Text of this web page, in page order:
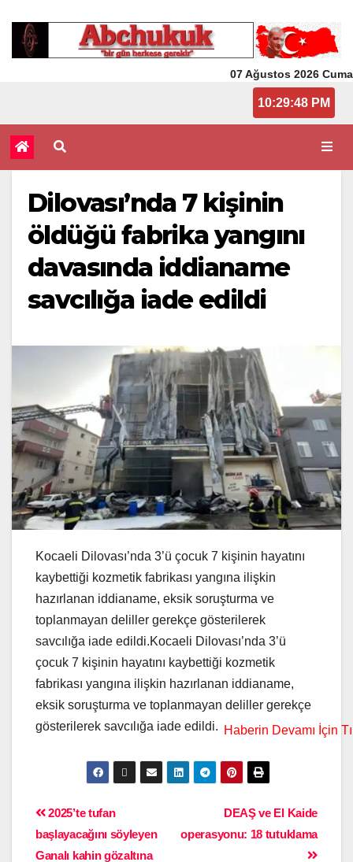
07 Ağustos 2026 Cuma
10:29:49 PM
Dilovası’nda 7 kişinin
öldüğü fabrika yangını
davasında iddianame
savcılığa iade edildi
Kocaeli Dilovası’nda 3’ü çocuk 7 kişinin hayatını
kaybettiği kozmetik fabrikası yangına ilişkin
hazırlanan iddianame, eksik soruşturma ve
toplanmayan deliller gerekçe gösterilerek
savcılığa iade edildi.Kocaeli Dilovası’nda 3’ü
çocuk 7 kişinin hayatını kaybettiği kozmetik
fabrikası yangına ilişkin hazırlanan iddianame,
eksik soruşturma ve toplanmayan deliller gerekçe
gösterilerek savcılığa iade edildi.
DEAŞ ve El Kaide
operasyonu: 18 tutuklama
2025’te tufan
başlayacağını söyleyen
Ganalı kahin gözaltına